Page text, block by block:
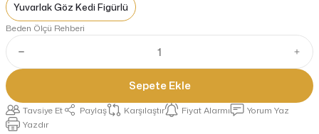
Yuvarlak Göz Kedi Figürlü
Beden Ölçü Rehberi
Sepete Ekle
Tavsiye Et Paylaş Karşılaştır Fiyat Alarmı
Yorum Yaz
Yazdır